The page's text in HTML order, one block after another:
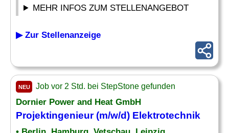
MEHR INFOS ZUM STELLENANGEBOT
▶ Zur Stellenanzeige
NEU Job vor 2 Std. bei StepStone gefunden
Dornier Power and Heat GmbH
Projektingenieur (m/w/d) Elektrotechnik